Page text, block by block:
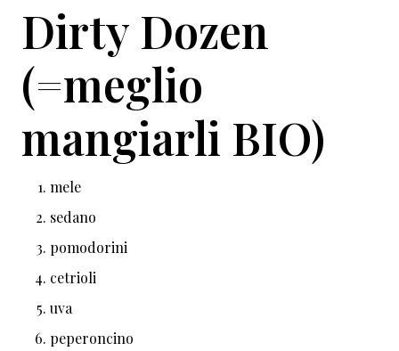
Dirty Dozen
(=meglio
mangiarli BIO)
mele
sedano
pomodorini
cetrioli
uva
peperoncino